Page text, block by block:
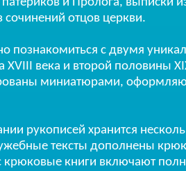
отцов церкви.
познакомиться с двумя
XVIII века и второй половины
миниатюрами,
рукописей хранится
тексты дополнены
книги включают